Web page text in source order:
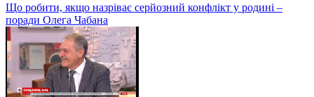
Що робити, якщо назріває серйозний конфлікт у родині –
поради Олега Чабана